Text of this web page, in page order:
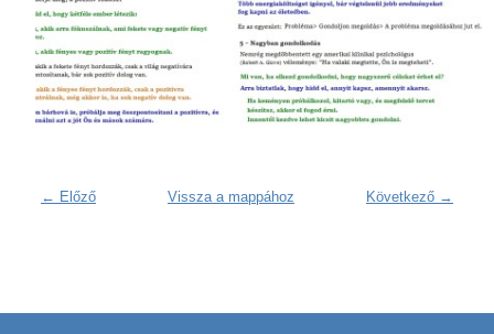
← Előző Következő →
Vissza a mappához